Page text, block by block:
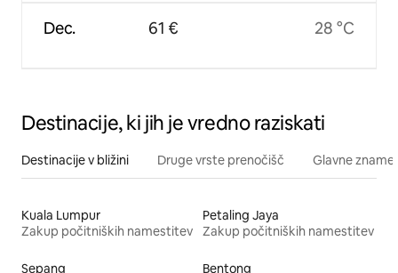
Dec. 61 € 28 °C
Destinacije, ki jih je vredno raziskati
Destinacije v bližini Druge vrste prenočišč Glavne
Kuala Lumpur
Zakup počitniških namestitev
Petaling Jaya
Zakup počitniških namestitev
Sepang
Bentong